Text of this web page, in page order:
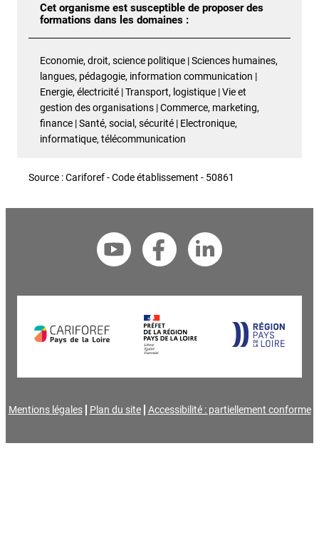
Cet organisme est susceptible de proposer des
formations dans les domaines :
Economie, droit, science politique | Sciences humaines,
langues, pédagogie, information communication |
Energie, électricité | Transport, logistique | Vie et
gestion des organisations | Commerce, marketing,
finance | Santé, social, sécurité | Electronique,
informatique, télécommunication
Source : Cariforef - Code établissement - 50861
Mentions légales Plan du site Accessibilité : partiellement conforme